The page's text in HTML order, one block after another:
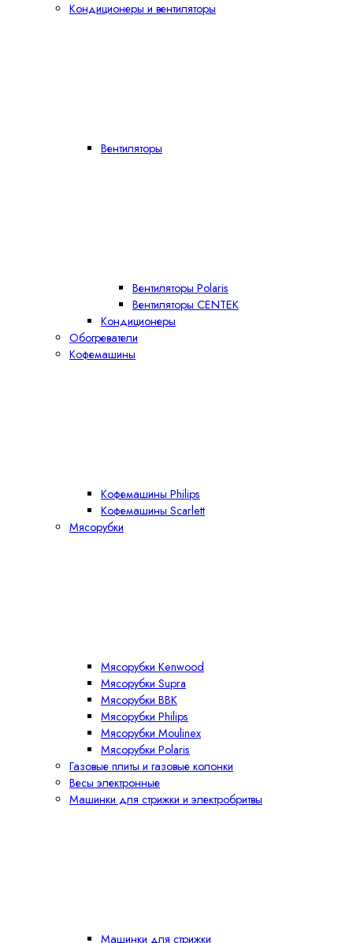
Кондиционеры и вентиляторы
Вентиляторы
Вентиляторы Polaris
Вентиляторы CENTEK
Кондиционеры
Обогреватели
Кофемашины
Кофемашины Philips
Кофемашины Scarlett
Мясорубки
Мясорубки Kenwood
Мясорубки Supra
Мясорубки BBK
Мясорубки Philips
Мясорубки Moulinex
Мясорубки Polaris
Газовые плиты и газовые колонки
Весы электронные
Машинки для стрижки и электробритвы
Машинки для стрижки